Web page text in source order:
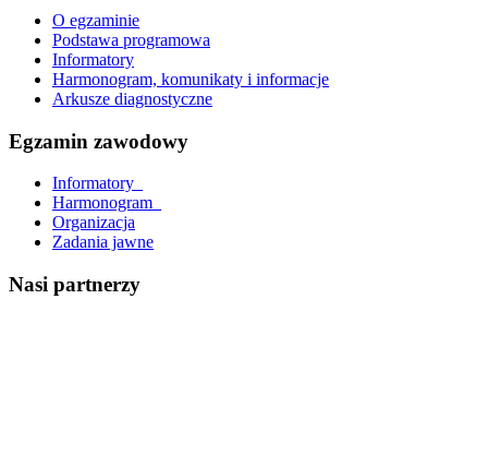
O egzaminie
Podstawa programowa
Informatory
Harmonogram, komunikaty i informacje
Arkusze diagnostyczne
Egzamin zawodowy
Informatory_
Harmonogram_
Organizacja
Zadania jawne
Nasi partnerzy